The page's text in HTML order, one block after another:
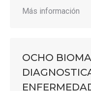
Más información
OCHO